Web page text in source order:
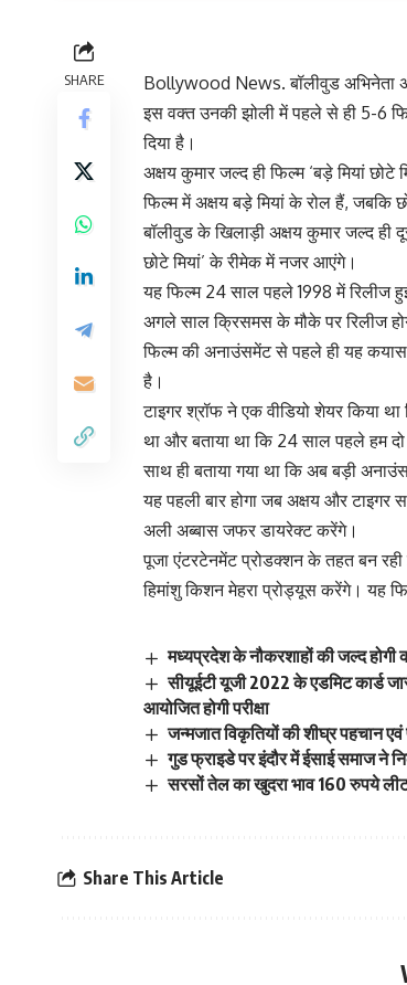
SHARE
Bollywood News. बॉलीवुड अभिनेता
इस वक्त उनकी झोली में पहले से ही 5-6
दिया है।
अक्षय कुमार जल्द ही फिल्म ‘बड़े मियां
फिल्म में अक्षय बड़े मियां के रोल हैं, जबकि
बॉलीवुड के खिलाड़ी अक्षय कुमार जल्द ही
छोटे मियां’ के रीमेक में नजर आएंगे।
यह फिल्म 24 साल पहले 1998 में रिलीज हुई
अगले साल क्रिसमस के मौके पर रिलीज
फिल्म की अनाउंसमेंट से पहले ही यह कयास
है।
टाइगर श्रॉफ ने एक वीडियो शेयर किया
था और बताया था कि 24 साल पहले हम
साथ ही बताया गया था कि अब बड़ी
यह पहली बार होगा जब अक्षय और
अली अब्बास जफर डायरेक्ट करेंगे।
पूजा एंटरटेनमेंट प्रोडक्शन के तहत बन
हिमांशु किशन मेहरा प्रोड्यूस करेंगे। यह
मध्यप्रदेश के नौकरशाहों की जल्द होगी
सीयूईटी यूजी 2022 के एडमिट कार्ड
आयोजित होगी परीक्षा
जन्मजात विकृतियों की शीघ्र पहचान
गुड फ्राइडे पर इंदौर में ईसाई समाज ने
सरसों तेल का खुदरा भाव 160 रुपये
Share This Article